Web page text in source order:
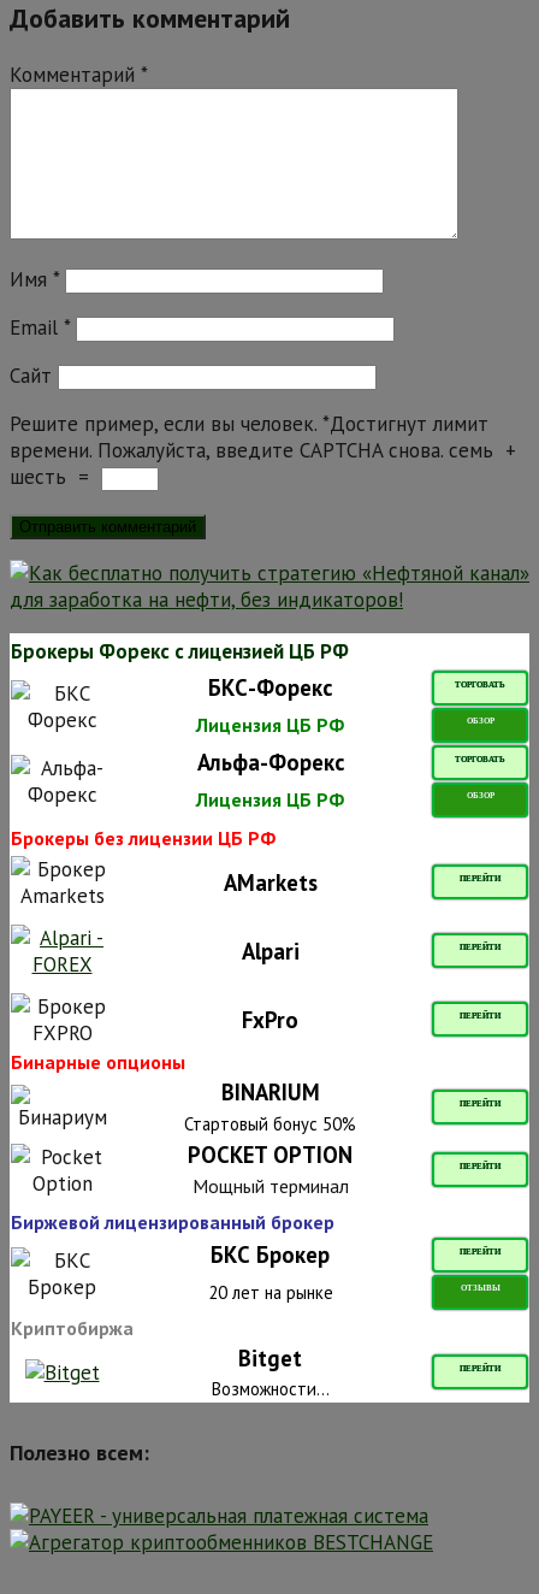
Добавить комментарий
Комментарий *
Имя *
Email *
Сайт
Решите пример, если вы человек. *Достигнут лимит
времени. Пожалуйста, введите CAPTCHA снова. семь +
шесть =
Брокеры Форекс с лицензией ЦБ РФ
БКС-Форекс ТОРГОВАТЬ
Лицензия ЦБ РФ ОБЗОР
Альфа-Форекс ТОРГОВАТЬ
Лицензия ЦБ РФ ОБЗОР
Брокеры без лицензии ЦБ РФ
AMarkets ПЕРЕЙТИ
Alpari ПЕРЕЙТИ
FxPro ПЕРЕЙТИ
Бинарные опционы
BINARIUM ПЕРЕЙТИ
Стартовый бонус 50%
POCKET OPTION ПЕРЕЙТИ
Мощный терминал
Биржевой лицензированный брокер
БКС Брокер ПЕРЕЙТИ
20 лет на рынке ОТЗЫВЫ
Криптобиржа
Bitget ПЕРЕЙТИ
Возможности...
Полезно всем: